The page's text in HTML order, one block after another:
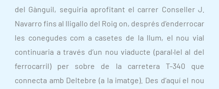
del Gànguil, seguiria aprofitant el carrer Conseller J.
Navarro fins al lligallo del Roig on, després d’enderrocar
les conegudes com a casetes de la llum, el nou vial
continuaria a través d’un nou viaducte (paral·lel al del
ferrocarril) per sobre de la carretera T-340 que
connecta amb Deltebre (a la imatge). Des d’aquí el nou